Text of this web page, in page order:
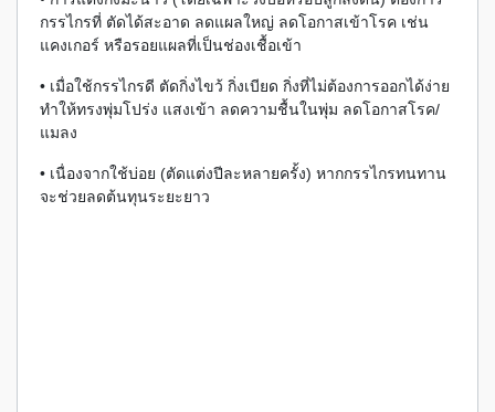
กรรไกรที่ ตัดได้สะอาด ลดแผลใหญ่ ลดโอกาสเข้าโรค เช่น
แคงเกอร์ หรือรอยแผลที่เป็นช่องเชื้อเข้า
• เมื่อใช้กรรไกรดี ตัดกิ่งไขว้ กิ่งเบียด กิ่งที่ไม่ต้องการออกได้ง่าย
ทำให้ทรงพุ่มโปร่ง แสงเข้า ลดความชื้นในพุ่ม ลดโอกาสโรค/
แมลง
• เนื่องจากใช้บ่อย (ตัดแต่งปีละหลายครั้ง) หากกรรไกรทนทาน
จะช่วยลดต้นทุนระยะยาว